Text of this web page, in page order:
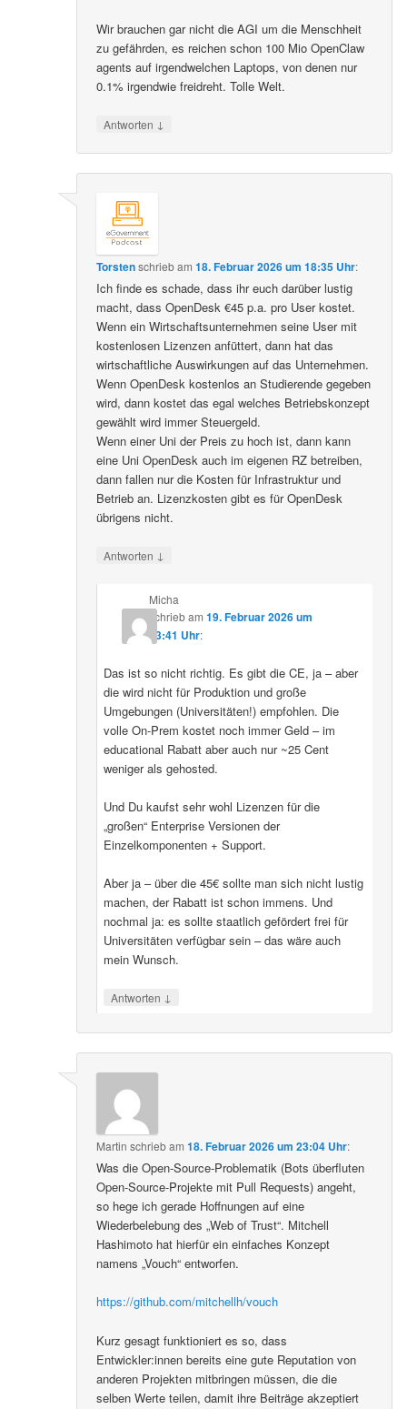
Wir brauchen gar nicht die AGI um die Menschheit
zu gefährden, es reichen schon 100 Mio OpenClaw
agents auf irgendwelchen Laptops, von denen nur
0.1% irgendwie freidreht. Tolle Welt.
Antworten ↓
Torstenschriebam18. Februar 2026 um 18:35 Uhr:
Ich finde es schade, dass ihr euch darüber lustig
macht, dass OpenDesk €45 p.a. pro User kostet.
Wenn ein Wirtschaftsunternehmen seine User mit
kostenlosen Lizenzen anfüttert, dann hat das
wirtschaftliche Auswirkungen auf das Unternehmen.
Wenn OpenDesk kostenlos an Studierende gegeben
wird, dann kostet das egal welches Betriebskonzept
gewählt wird immer Steuergeld.
Wenn einer Uni der Preis zu hoch ist, dann kann
eine Uni OpenDesk auch im eigenen RZ betreiben,
dann fallen nur die Kosten für Infrastruktur und
Betrieb an. Lizenzkosten gibt es für OpenDesk
übrigens nicht.
Antworten ↓
Micha
schriebam 19. Februar 2026 um
13:41 Uhr:
Das ist so nicht richtig. Es gibt die CE, ja – aber
die wird nicht für Produktion und große
Umgebungen (Universitäten!) empfohlen. Die
volle On-Prem kostet noch immer Geld – im
educational Rabatt aber auch nur ~25 Cent
weniger als gehosted.
Und Du kaufst sehr wohl Lizenzen für die
„großen“ Enterprise Versionen der
Einzelkomponenten + Support.
Aber ja – über die 45€ sollte man sich nicht lustig
machen, der Rabatt ist schon immens. Und
nochmal ja: es sollte staatlich gefördert frei für
Universitäten verfügbar sein – das wäre auch
mein Wunsch.
Antworten ↓
Martin schriebam18. Februar 2026 um 23:04 Uhr:
Was die Open-Source-Problematik (Bots überfluten
Open-Source-Projekte mit Pull Requests) angeht,
so hege ich gerade Hoffnungen auf eine
Wiederbelebung des „Web of Trust“. Mitchell
Hashimoto hat hierfür ein einfaches Konzept
namens „Vouch“ entworfen.
https://github.com/mitchellh/vouch
Kurz gesagt funktioniert es so, dass
Entwickler:innen bereits eine gute Reputation von
anderen Projekten mitbringen müssen, die die
selben Werte teilen, damit ihre Beiträge akzeptiert